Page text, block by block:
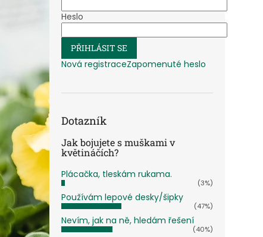
a
n
l
Heslo
PŘIHLÁSIT SE
Nová registraceZapomenuté heslo
Dotazník
Jak bojujete s muškami v
květináčích?
Plácačka, tleskám rukama.
(3%)
Používám lepové desky/šipky
(47%)
Nevím, jak na ně, hledám řešení
(40%)